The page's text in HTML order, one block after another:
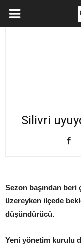
Silivri
Sezon başından beri
üzereyken ilçede
düşündürücü.
Yeni yönetim kurulu